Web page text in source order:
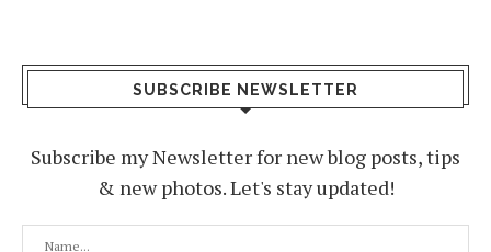
SUBSCRIBE NEWSLETTER
Subscribe my Newsletter for new blog posts, tips
& new photos. Let's stay updated!